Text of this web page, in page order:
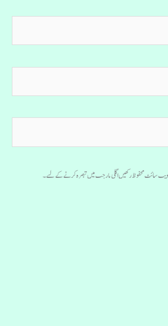
ویب سائٹ محفوظ رکھیں اگلی بار جب میں تبصرہ کرنے کےلیے۔